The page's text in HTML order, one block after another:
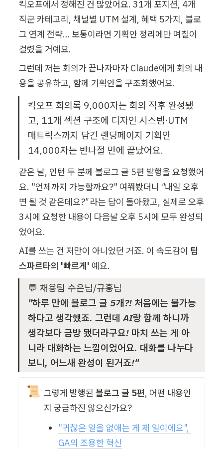
킥오프에서 정해진 건 많았어요. 31개 포지션, 4개
직군 카테고리, 채널별 UTM 설계, 혜택 5가지, 블로
그 연계 전략… 보통이라면 기획안 정리에만 며칠이
걸렸을 거예요.
그런데 저는 회의가 끝나자마자 Claude에게 회의 내
용을 공유하고, 함께 기획안을 구조화했어요.
킥오프 회의록 9,000자는 회의 직후 완성됐
고, 11개 섹션 구조에 디자인 시스템·UTM
매트릭스까지 담긴 랜딩페이지 기획안
14,000자는 반나절 만에 끝났어요.
같은 날, 인턴 두 분께 블로그 글 5편 발행을 요청했어
요. "언제까지 가능할까요?" 여쭤봤더니 "내일 오후
면 될 것 같은데요?" 라는 답이 돌아왔고, 실제로 오후
3시에 요청한 내용이 다음날 오후 5시에 모두 완성되
었어요.
AI를 쓰는 건 저만이 아니었던 거죠. 이 속도감이 팀
스파르타의 '빠르게' 예요.
"하루 만에 블로그 글 5개?! 처음에는 불가능
하다고 생각했죠. 그런데 AI랑 함께 하니까
생각보다 금방 됐더라구요! 마치 쓰는 게 아
니라 대화하는 느낌이었어요. 대화를 나누다
보니, 어느새 완성이 된거죠!"
📜 그렇게 발행된 블로그 글 5편, 어떤 내용인
지 궁금하진 않으신가요?
"귀찮은 일을 없애는 게 제 일이에요",
GA의 조용한 혁신